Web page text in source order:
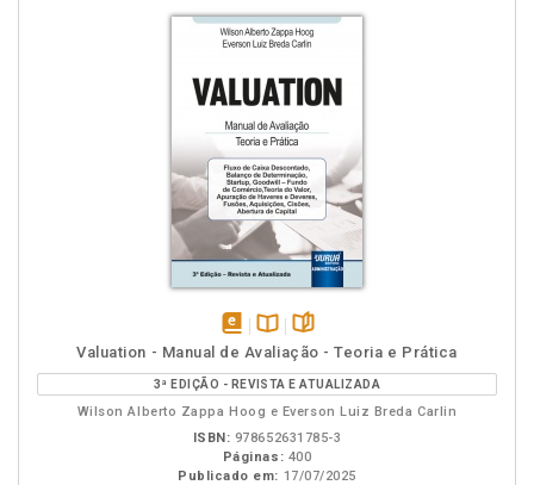
disponível
em
eBook
Disponível
na
B.V.
páginas
Valuation - Manual de Avaliação - Teoria e Prática
3ª EDIÇÃO - REVISTA E ATUALIZADA
Wilson Alberto Zappa Hoog e Everson Luiz Breda Carlin
ISBN: 978652631785-3
Páginas: 400
Publicado em: 17/07/2025